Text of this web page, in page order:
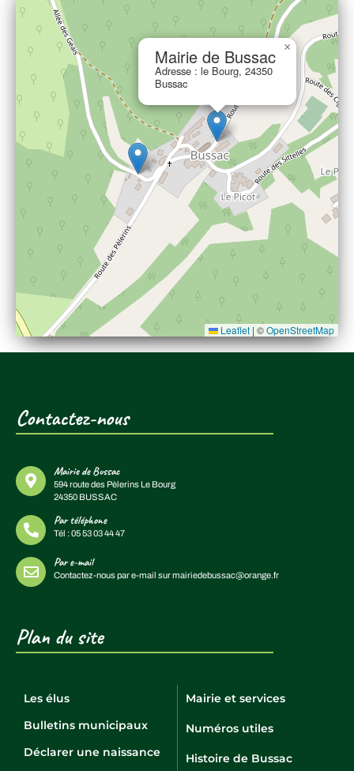
Mairie de Bussac
Adresse : le Bourg, 24350
Bussac
×
Leaflet | ©OpenStreetMap
Contactez-nous
Mairie de Bussac
594 route des Pèlerins Le Bourg
24350 BUSSAC
Par téléphone
Tél :05 53 03 44 47
Par e-mail
Contactez-nous par e-mail surmairiedebussac@orange.fr
Plan du site
Les élus
Bulletins municipaux
Déclarer une naissance
Mairie et services
Numéros utiles
Histoire de Bussac